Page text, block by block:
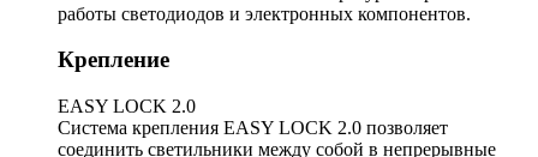
работы светодиодов и электронных компонентов.
Крепление
EASY LOCK 2.0
Система крепления EASY LOCK 2.0 позволяет
соединить светильники между собой в непрерывные